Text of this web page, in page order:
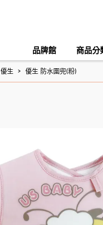
品牌館 商品分
優生 優生 防水圍兜(粉)